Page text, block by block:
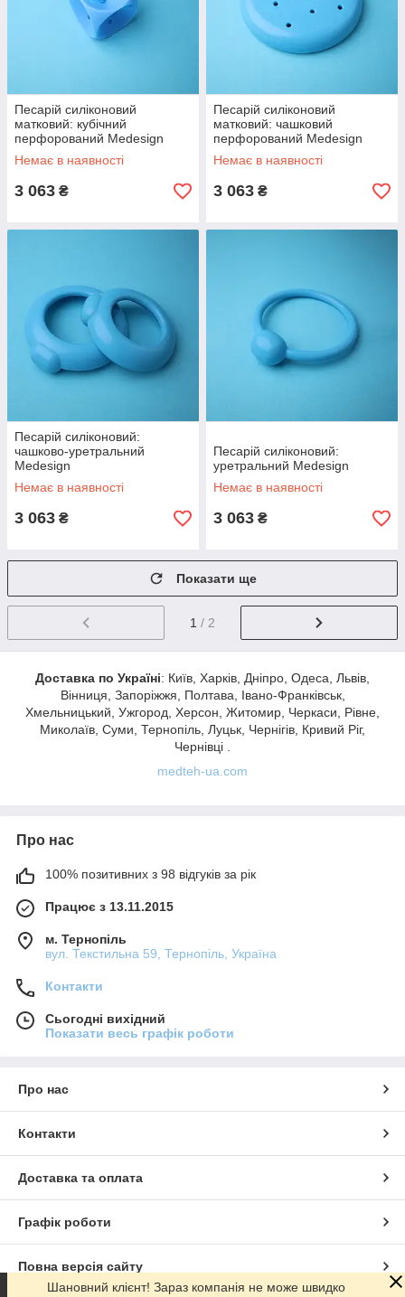
Песарій силіконовий
матковий: кубічний
перфорований Medesign
Немає в наявності
3 063 ₴
Песарій силіконовий
матковий: чашковий
перфорований Medesign
Немає в наявності
3 063 ₴
Песарій силіконовий:
чашково-уретральний
Medesign
Немає в наявності
3 063 ₴
Песарій силіконовий:
уретральний Medesign
Немає в наявності
3 063 ₴
Показати ще
1 / 2
Доставка по Україні: Київ, Харків, Дніпро, Одеса, Львів,
Вінниця, Запоріжжя, Полтава, Івано-Франківськ,
Хмельницький, Ужгород, Херсон, Житомир, Черкаси, Рівне,
Миколаїв, Суми, Тернопіль, Луцьк, Чернігів, Кривий Ріг,
Чернівці .
medteh-ua.com
Про нас
100% позитивних з 98 відгуків за рік
Працює з 13.11.2015
м. Тернопіль
вул. Текстильна 59, Тернопіль, Україна
Контакти
Сьогодні вихідний
Показати весь графік роботи
Про нас
Контакти
Доставка та оплата
Графік роботи
Повна версія сайту
Шановний клієнт! Зараз компанія не може швидко